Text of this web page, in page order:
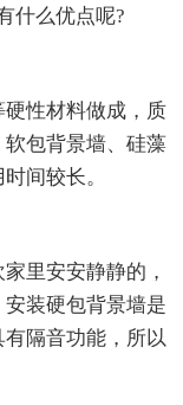
什么优点呢?
性材料做成，质
包背景墙、硅藻
间较长。
里安安静静的，
装硬包背景墙是
隔音功能，所以